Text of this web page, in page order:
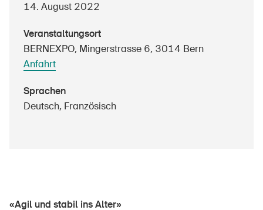
Offene Stellen
14. August 2022
Veranstaltungsort
BERNEXPO, Mingerstrasse 6, 3014 Bern
Anfahrt
Sprachen
Deutsch, Französisch
«Agil und stabil ins Alter»